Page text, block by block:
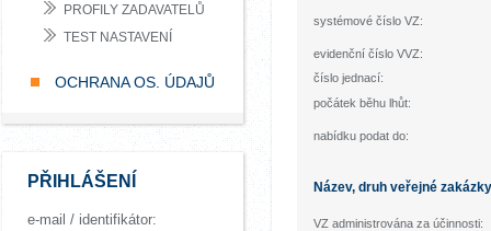
PROFILY ZADAVATELŮ
TEST NASTAVENÍ
OCHRANA OS. ÚDAJŮ
PŘIHLÁŠENÍ
e-mail / identifikátor:
systémové číslo VZ:
evidenční číslo VVZ:
číslo jednací:
počátek běhu lhůt:
nabídku podat do:
Název, druh veřejné
VZ administrována za účinnosti: